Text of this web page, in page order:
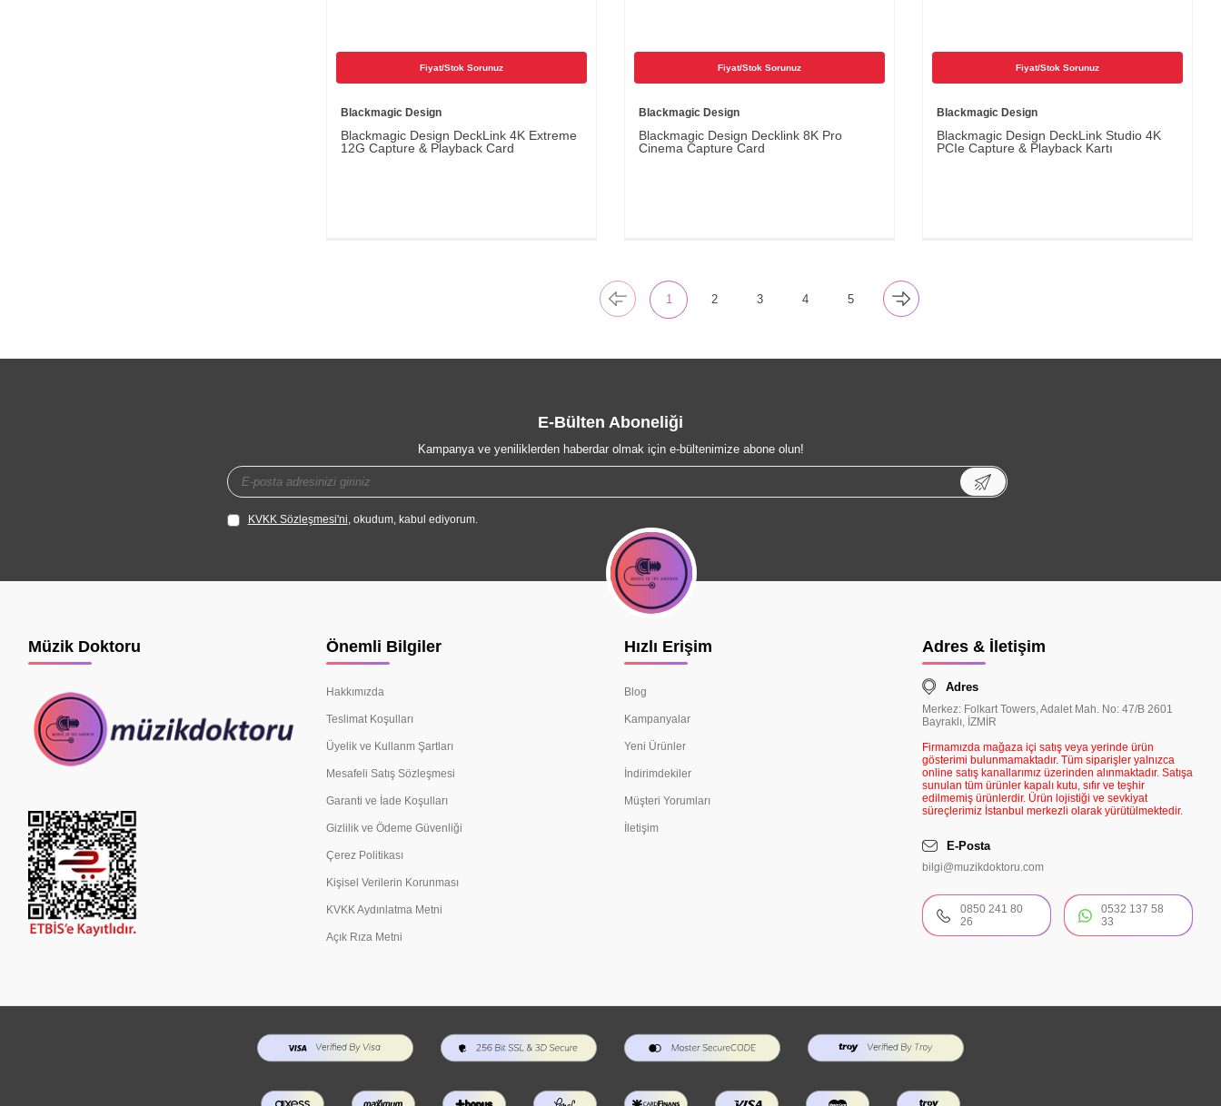
Fiyat/Stok Sorunuz
Blackmagic Design
Blackmagic Design DeckLink 4K Extreme
12G Capture & Playback Card
Fiyat/Stok Sorunuz
Blackmagic Design
Blackmagic Design Decklink 8K Pro
Cinema Capture Card
Fiyat/Stok Sorunuz
Blackmagic Design
Blackmagic Design DeckLink Studio 4K
PCIe Capture & Playback Kartı
1 2 3 4 5
E-Bülten Aboneliği
Kampanya ve yeniliklerden haberdar olmak için e-bültenimize abone olun!
KVKK Sözleşmesi'ni, okudum, kabul ediyorum.
Müzik Doktoru Önemli Bilgiler
Hakkımızda
Teslimat Koşulları
Üyelik ve Kullanm Şartları
Mesafeli Satış Sözleşmesi
Garanti ve İade Koşulları
Gizlilik ve Ödeme Güvenliği
Çerez Politikası
Kişisel Verilerin Korunması
KVKK Aydınlatma Metni
Açık Rıza Metni
Hızlı Erişim
Blog
Kampanyalar
Yeni Ürünler
İndirimdekiler
Müşteri Yorumları
İletişim
Adres & İletişim
Adres
Merkez: Folkart Towers, Adalet Mah. No: 47/B 2601
Bayraklı, İZMİR
Firmamızda mağaza içi satış veya yerinde ürün
gösterimi bulunmamaktadır. Tüm siparişler yalnızca
online satış kanallarımız üzerinden alınmaktadır. Satışa
sunulan tüm ürünler kapalı kutu, sıfır ve teşhir
edilmemiş ürünlerdir. Ürün lojistiği ve sevkiyat
süreçlerimiz İstanbul merkezli olarak yürütülmektedir.
E-Posta
bilgi@muzikdoktoru.com
0850 241 80
26
0532 137 58
33